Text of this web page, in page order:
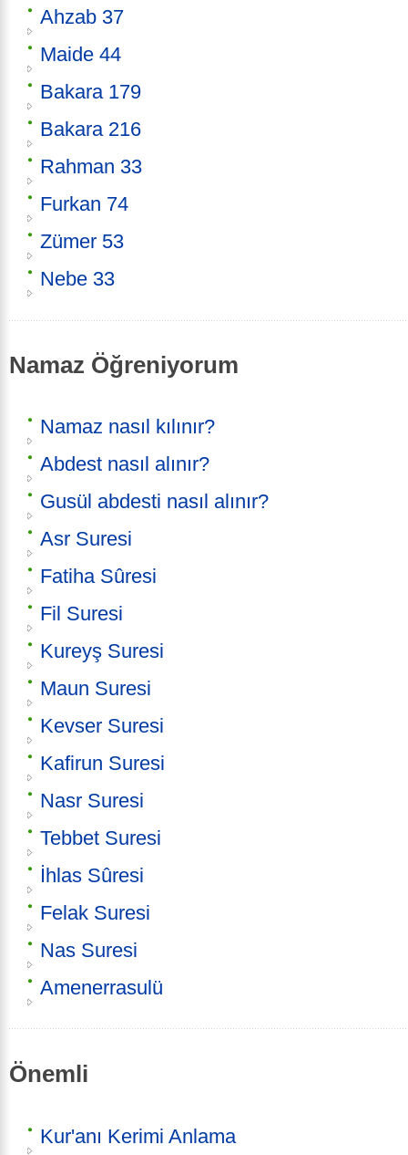
Ahzab 37
Maide 44
Bakara 179
Bakara 216
Rahman 33
Furkan 74
Zümer 53
Nebe 33
Namaz Öğreniyorum
Namaz nasıl kılınır?
Abdest nasıl alınır?
Gusül abdesti nasıl alınır?
Asr Suresi
Fatiha Sûresi
Fil Suresi
Kureyş Suresi
Maun Suresi
Kevser Suresi
Kafirun Suresi
Nasr Suresi
Tebbet Suresi
İhlas Sûresi
Felak Suresi
Nas Suresi
Amenerrasulü
Önemli
Kur'anı Kerimi Anlama